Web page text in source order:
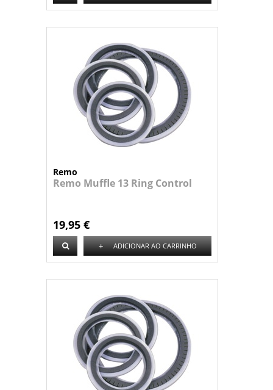
Remo
Remo Muffle 13 Ring Control
19,95 €
+ ADICIONAR AO CARRINHO